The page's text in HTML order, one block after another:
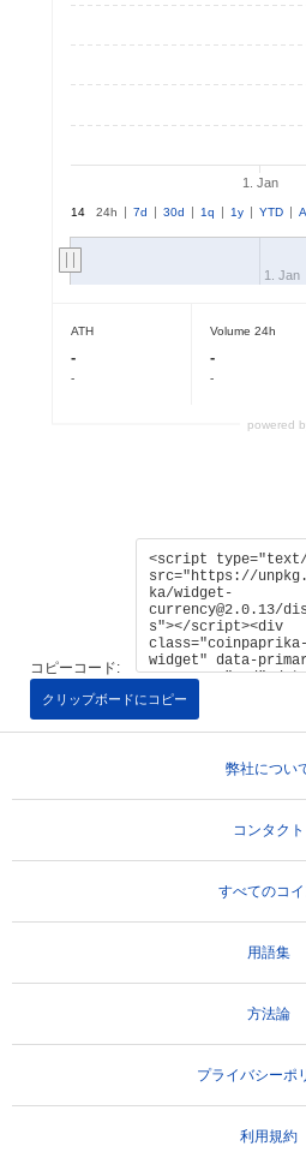
コピーコード:
クリップボードにコピー
弊社につい
コンタクト
すべてのコ
用語集
方法論
プライバシーポ
利用規約